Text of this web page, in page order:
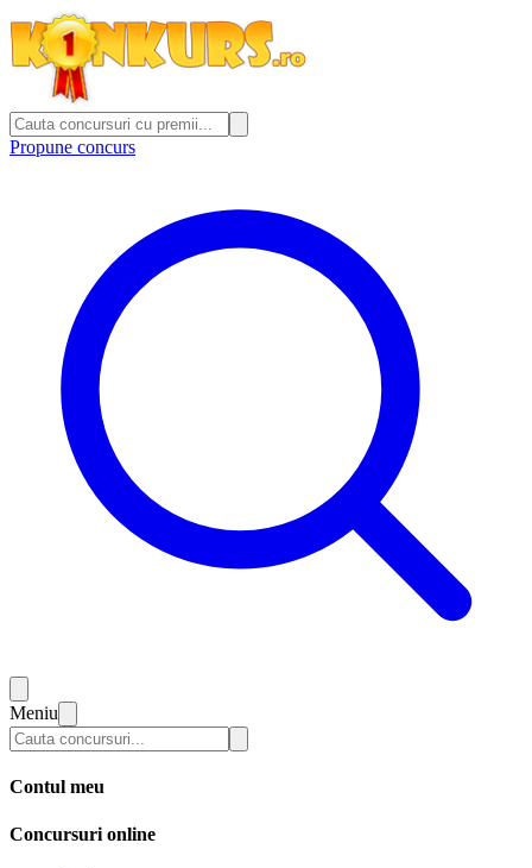
Propune concurs
Meniu
Contul meu
Concursuri online